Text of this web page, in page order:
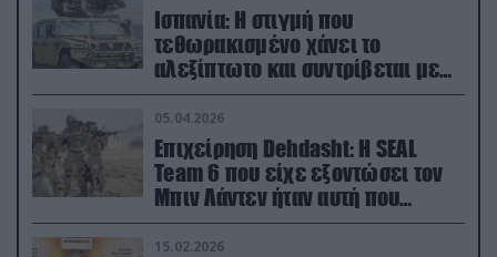
Ισπανία: Η στιγμή που
τεθωρακισμένο χάνει το
αλεξίπτωτο και συντρίβεται με
ορμή στο έδαφος (βίντεο)
05.04.2026
Επιχείρηση Dehdasht: Η SEAL
Team 6 που είχε εξοντώσει τον
Μπιν Λάντεν ήταν αυτή που
διέσωσε τον πιλότο του F-15
15.02.2026